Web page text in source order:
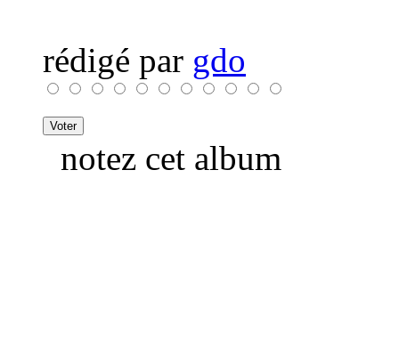
rédigé par gdo
notez cet album